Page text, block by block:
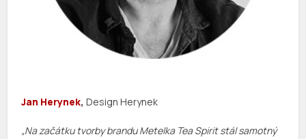
Jan Herynek,Design Herynek
„Na začátku tvorby brandu Metelka Tea Spirit stál samotný